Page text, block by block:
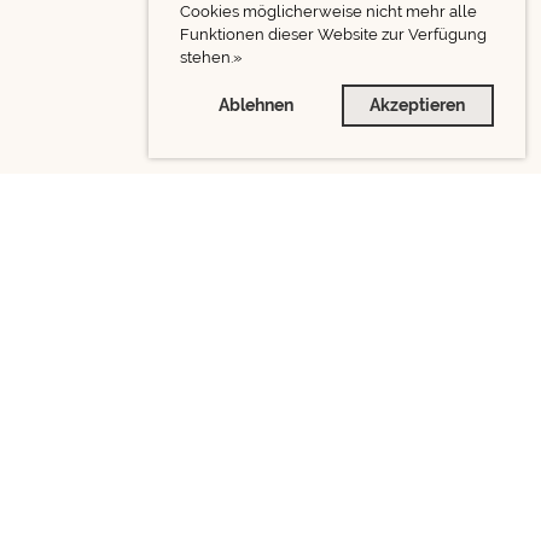
Cookies möglicherweise nicht mehr alle
Funktionen dieser Website zur Verfügung
stehen.»
Ablehnen Akzeptieren